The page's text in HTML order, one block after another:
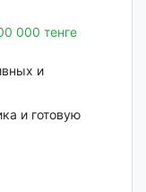
000 тенге
и
и готовую